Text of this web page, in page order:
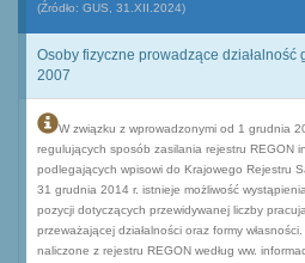
(Źródło: GUS, 31.XII.2024)
Osoby fizyczne prowadzące działalność
2007
W związku z wprowadzonymi od 1 grudnia
regulujących sposób zasilania rejestru REGON
podlegających wpisowi do Krajowego Rejestru
31 grudnia 2014 r. istnieje możliwość
pozycji dotyczących przewidywanej liczby
przeważającej działalności oraz formy
naliczone z rejestru REGON według ww.